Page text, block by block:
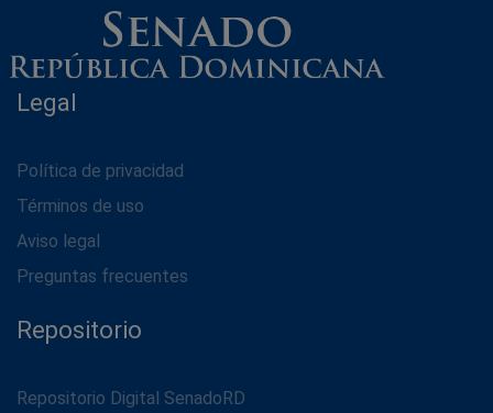
Legal
Política de privacidad
Términos de uso
Aviso legal
Preguntas frecuentes
Repositorio
Repositorio Digital SenadoRD